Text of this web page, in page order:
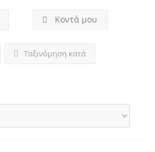
Κοντά μου
Ταξινόμηση κατά